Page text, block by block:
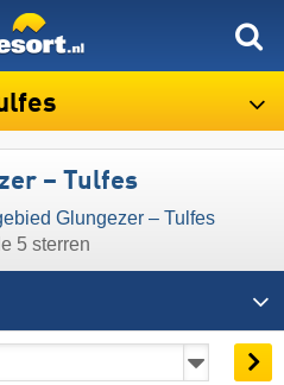
– Tulfes
Glungezer – Tulfes
5 sterren